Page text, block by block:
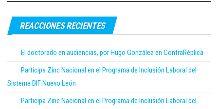
REACCIONES RECIENTES
El doctorado en audiencias, por Hugo González en ContraRéplica
Participa Zinc Nacional en el Programa de Inclusión Laboral del
Sistema DIF Nuevo León
Participa Zinc Nacional en el Programa de Inclusión Laboral del